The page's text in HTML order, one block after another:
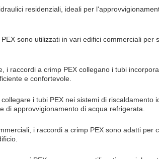
residenziali, ideali per
sono utilizzati in vari edifici commerciali per
i raccordi a crimp PEX collegano i tubi
e confortevole.
i tubi PEX nei sistemi di riscaldamento
di approvvigionamento di acqua refrigerata.
i raccordi a crimp PEX sono adatti per